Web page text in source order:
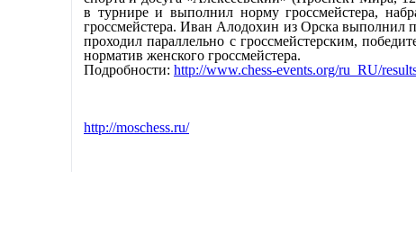
в турнире и выполнил норму гроссмейстера,
гроссмейстера. Иван Алодохин из Орска выполнил
проходил параллельно с гроссмейстерским,
норматив женского гроссмейстера.
Подробности: http://www.chess-events.org/ru_RU/
http://moschess.ru/